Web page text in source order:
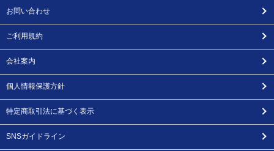
お問い合わせ
ご利用規約
会社案内
個人情報保護方針
特定商取引法に基づく表示
SNSガイドライン